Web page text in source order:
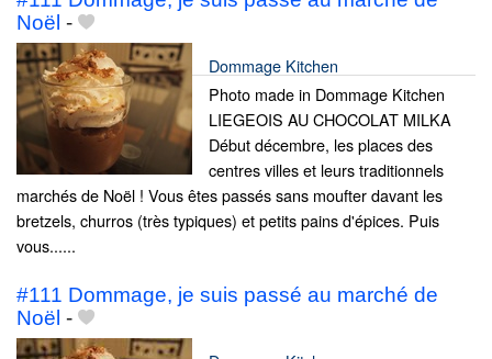
Noël -
Dommage Kitchen
Photo made in Dommage Kitchen
LIEGEOIS AU CHOCOLAT MILKA
Début décembre, les places des
centres villes et leurs traditionnels
marchés de Noël ! Vous êtes passés sans moufter davant les
bretzels, churros (très typiques) et petits pains d'épices. Puis
vous......
#111 Dommage, je suis passé au marché de
Noël -